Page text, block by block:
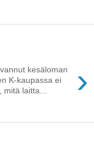
›
kesäloman
K-kaupassa ei
laitta...